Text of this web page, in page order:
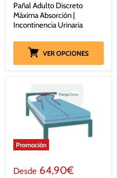
Pañal Adulto Discreto
Máxima Absorción |
Incontinencia Urinaria
VER OPCIONES
Promoción
Desde 64,90€